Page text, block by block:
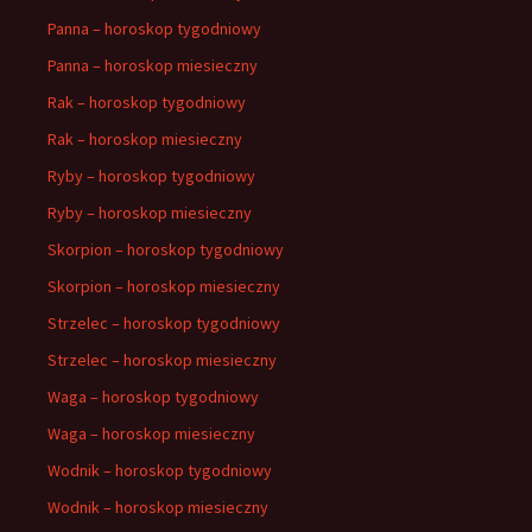
Panna – horoskop tygodniowy
Panna – horoskop miesieczny
Rak – horoskop tygodniowy
Rak – horoskop miesieczny
Ryby – horoskop tygodniowy
Ryby – horoskop miesieczny
Skorpion – horoskop tygodniowy
Skorpion – horoskop miesieczny
Strzelec – horoskop tygodniowy
Strzelec – horoskop miesieczny
Waga – horoskop tygodniowy
Waga – horoskop miesieczny
Wodnik – horoskop tygodniowy
Wodnik – horoskop miesieczny